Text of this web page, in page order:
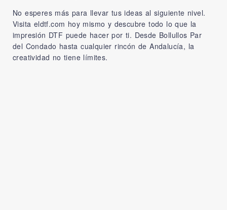
No esperes más para llevar tus ideas al siguiente nivel.
Visita eldtf.com hoy mismo y descubre todo lo que la
impresión DTF puede hacer por ti. Desde Bollullos Par
del Condado hasta cualquier rincón de Andalucía, la
creatividad no tiene límites.